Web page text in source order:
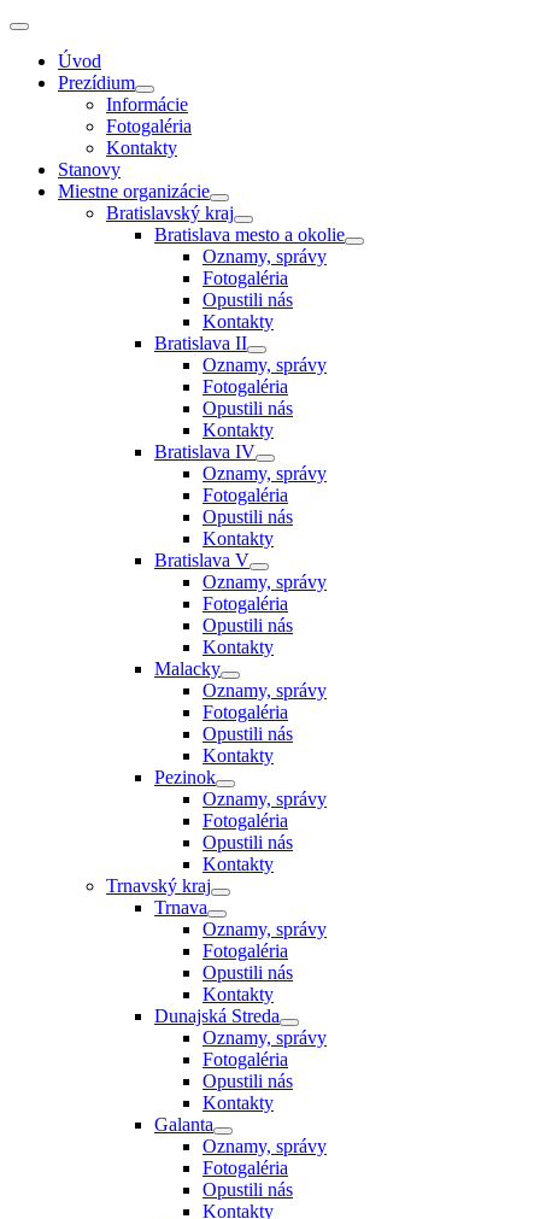
Úvod
Prezídium
Informácie
Fotogaléria
Kontakty
Stanovy
Miestne organizácie
Bratislavský kraj
Bratislava mesto a okolie
Oznamy, správy
Fotogaléria
Opustili nás
Kontakty
Bratislava II
Oznamy, správy
Fotogaléria
Opustili nás
Kontakty
Bratislava IV
Oznamy, správy
Fotogaléria
Opustili nás
Kontakty
Bratislava V
Oznamy, správy
Fotogaléria
Opustili nás
Kontakty
Malacky
Oznamy, správy
Fotogaléria
Opustili nás
Kontakty
Pezinok
Oznamy, správy
Fotogaléria
Opustili nás
Kontakty
Trnavský kraj
Trnava
Oznamy, správy
Fotogaléria
Opustili nás
Kontakty
Dunajská Streda
Oznamy, správy
Fotogaléria
Opustili nás
Kontakty
Galanta
Oznamy, správy
Fotogaléria
Opustili nás
Kontakty